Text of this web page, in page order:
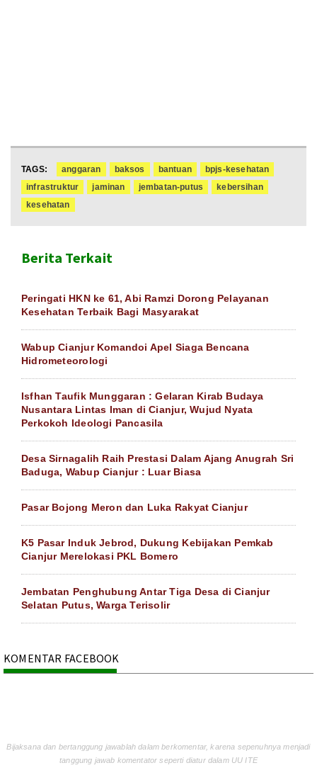
TAGS: anggaran baksos bantuan
bpjs-kesehatan
infrastruktur
jaminan jembatan-putus
kebersihan
kesehatan
Berita Terkait
Peringati HKN ke 61, Abi Ramzi Dorong Pelayanan
Kesehatan Terbaik Bagi Masyarakat
Wabup Cianjur Komandoi Apel Siaga Bencana
Hidrometeorologi
Isfhan Taufik Munggaran : Gelaran Kirab Budaya
Nusantara Lintas Iman di Cianjur, Wujud Nyata
Perkokoh Ideologi Pancasila
Desa Sirnagalih Raih Prestasi Dalam Ajang Anugrah Sri
Baduga, Wabup Cianjur : Luar Biasa
Pasar Bojong Meron dan Luka Rakyat Cianjur
K5 Pasar Induk Jebrod, Dukung Kebijakan Pemkab
Cianjur Merelokasi PKL Bomero
Jembatan Penghubung Antar Tiga Desa di Cianjur
Selatan Putus, Warga Terisolir
KOMENTAR FACEBOOK
Bijaksana dan bertanggung jawablah dalam berkomentar, karena sepenuhnya menjadi
tanggung jawab komentator seperti diatur dalam UU ITE